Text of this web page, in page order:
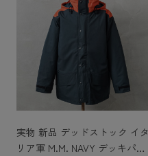
実物 新品 デッドストック イタ
リア軍 M.M. NAVY デッキパー